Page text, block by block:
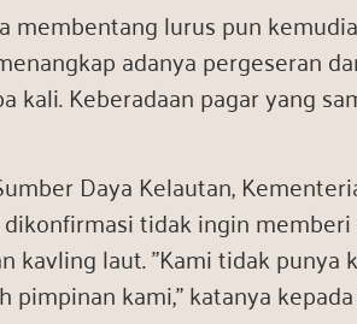
membentang lurus pun
adanya pergeseran
kali. Keberadaan pagar yang
Daya Kelautan,
tidak ingin
kavling laut. ”Kami tidak punya
kami,” katanya kepada